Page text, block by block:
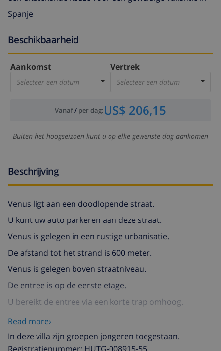
Spanje
Beschikbaarheid
Aankomst
Selecteer een datum
Vertrek
Selecteer een datum
Vanaf/ per dag:US$ 206,15
Buiten het hoogseizoen kunt u op elke gewenste dag aankomen
Beschrijving
Venus ligt aan een doodlopende straat.
U kunt uw auto parkeren aan deze straat.
Venus is gelegen in een rustige urbanisatie.
De afstand tot het strand is 600 meter.
Venus is gelegen boven straatniveau.
De entree is op de eerste etage.
U bereikt de entree via een korte trap omhoog.
Venus is een volledig vrijstaande villa met
privezwembad.
Read more›
In deze villa zijn groepen jongeren toegestaan.
Registratienummer: HUTG-008915-55